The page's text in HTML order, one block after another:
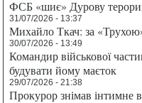
ФСБ «шиє» Дурову
31/07/2026 - 13:37
Михайло Ткач: за
30/07/2026 - 13:49
Командир військової
будувати йому маєток
29/07/2026 - 21:38
Прокурор знімав інтимне